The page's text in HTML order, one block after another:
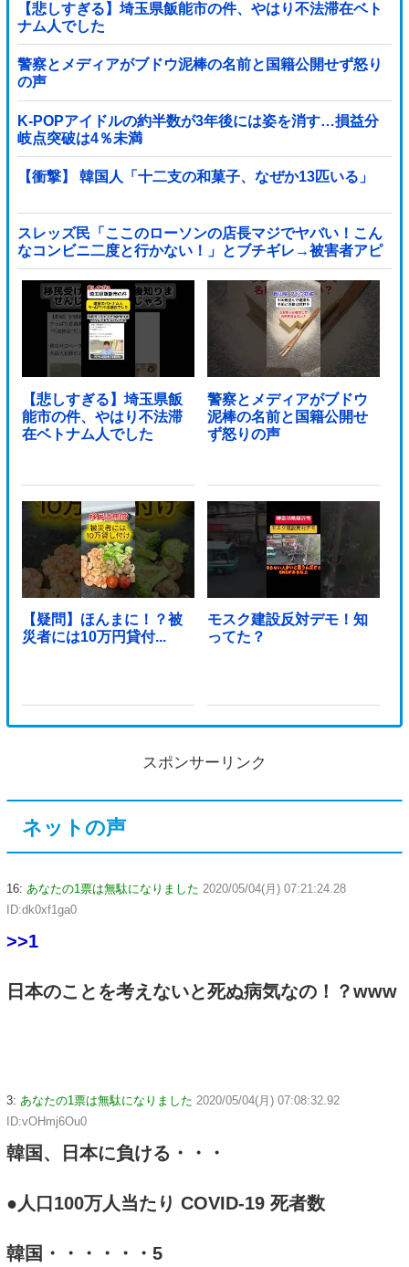
【悲しすぎる】埼玉県飯能市の件、やはり不法滞在ベト
ナム人でした
警察とメディアがブドウ泥棒の名前と国籍公開せず怒り
の声
K-POPアイドルの約半数が3年後には姿を消す…損益分
岐点突破は4％未満
【衝撃】 韓国人「十二支の和菓子、なぜか13匹いる」
スレッズ民「ここのローソンの店長マジでヤバい！こん
なコンビニ二度と行かない！」とブチギレ→被害者アピ
するも「ヤバイのはお前だよ」とツッコミ殺到ｗｗｗｗ
ｗｗｗ他
【悲しすぎる】埼玉県飯
能市の件、やはり不法滞
在ベトナム人でした
警察とメディアがブドウ
泥棒の名前と国籍公開せ
ず怒りの声
【疑問】ほんまに！？被
災者には10万円貸付...
モスク建設反対デモ！知
ってた？
スポンサーリンク
ネットの声
16: あなたの1票は無駄になりました 2020/05/04(月) 07:21:24.28
ID:dk0xf1ga0
>>1
日本のことを考えないと死ぬ病気なの！？www
3: あなたの1票は無駄になりました 2020/05/04(月) 07:08:32.92
ID:vOHmj6Ou0
韓国、日本に負ける・・・
●人口100万人当たり COVID-19 死者数
韓国・・・・・・5